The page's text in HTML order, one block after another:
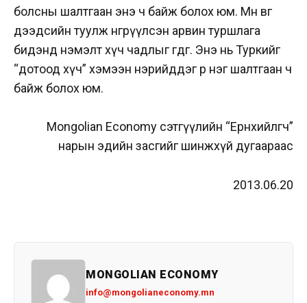
болсны шалтгаан энэ ч байж болох юм. Мөн өвөг
дээдсийн туулж өнгөрүүлсэн арвин туршлага
бидэнд нэмэлт хүч чадлыг өгдөг. Энэ нь Туркийг
“дотоод хүч” хэмээн нэрийддэг өөр нэг шалтгаан ч
байж болох юм.
Mongolian Economy сэтгүүлийн “Ерөнхийлөгч”
нарын эдийн засгийг шинжхүй дугаараас
2013.06.20
MONGOLIAN ECONOMY
info@mongolianeconomy.mn